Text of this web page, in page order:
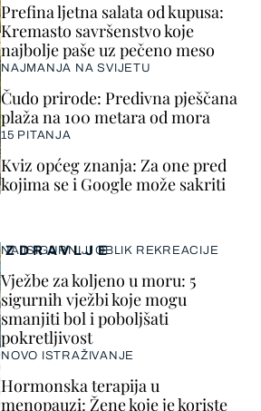
ZDRAVLJE
NAJSIGURNIJI OBLIK REKREACIJE
Vježbe za koljeno u moru: 5
sigurnih vježbi koje mogu
smanjiti bol i poboljšati
pokretljivost
NOVO ISTRAŽIVANJE
Hormonska terapija u
menopauzi: Žene koje je koriste
Prefina ljetna salata od kupusa:
Kremasto savršenstvo koje
najbolje paše uz pečeno meso
NAJMANJA NA SVIJETU
Čudo prirode: Predivna pješčana
plaža na 100 metara od mora
15 PITANJA
Kviz općeg znanja: Za one pred
kojima se i Google može sakriti